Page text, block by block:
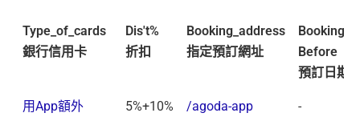
Type_of_cards
銀行信用卡
Dis't%
折扣
Booking_address
指定預訂網址
Booking
Before
預訂日期
用App額外
5%+10% /agoda-app -